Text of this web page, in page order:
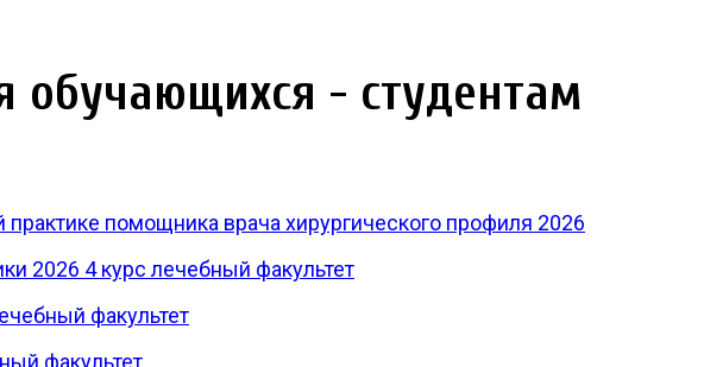
обучающихся - студентам
практике помощника врача хирургического профиля 2026
2026 4 курс лечебный факультет
факультет
факультет